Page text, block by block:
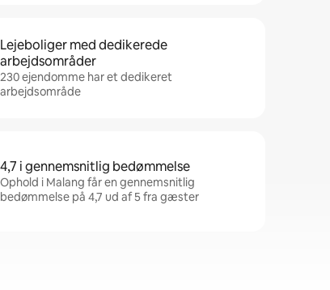
Lejeboliger med dedikerede
arbejdsområder
230 ejendomme har et dedikeret
arbejdsområde
4,7 i gennemsnitlig bedømmelse
Ophold i Malang får en gennemsnitlig
bedømmelse på 4,7 ud af 5 fra gæster